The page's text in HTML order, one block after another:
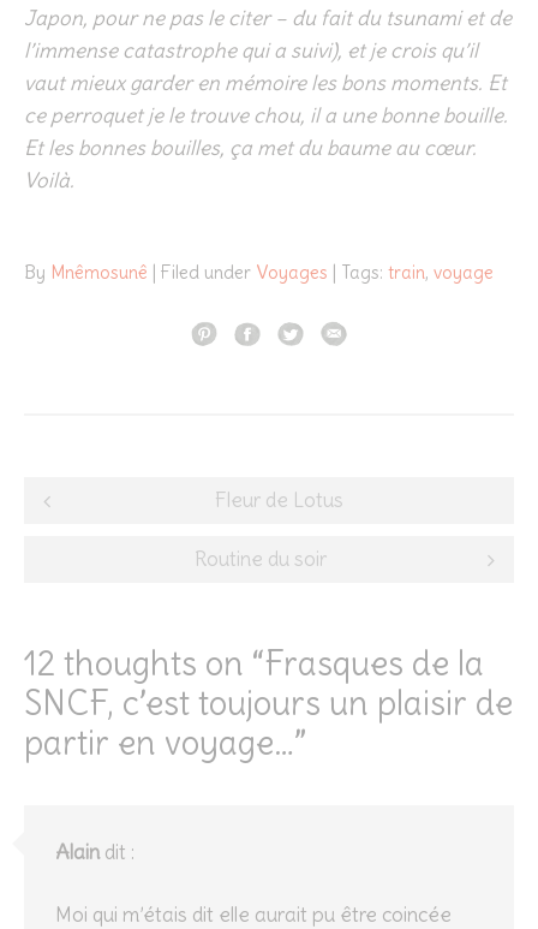
Japon, pour ne pas le citer – du fait du tsunami et de
l’immense catastrophe qui a suivi), et je crois qu’il
vaut mieux garder en mémoire les bons moments. Et
ce perroquet je le trouve chou, il a une bonne bouille.
Et les bonnes bouilles, ça met du baume au cœur.
Voilà.
By Mnêmosunê | Filed under Voyages | Tags: train, voyage
Post
navigation
Fleur de Lotus
Routine du soir
12 thoughts on “Frasques de la
SNCF, c’est toujours un plaisir de
partir en voyage…”
Alain dit :
Moi qui m’étais dit elle aurait pu être coincée